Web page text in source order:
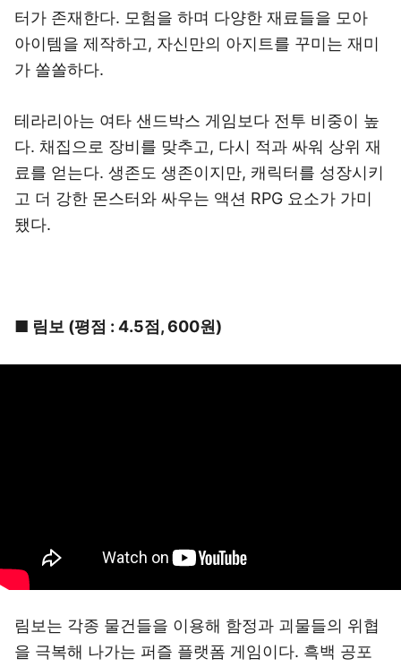
터가 존재한다. 모험을 하며 다양한 재료들을 모아
아이템을 제작하고, 자신만의 아지트를 꾸미는 재미
가 쏠쏠하다.
테라리아는 여타 샌드박스 게임보다 전투 비중이 높
다. 채집으로 장비를 맞추고, 다시 적과 싸워 상위 재
료를 얻는다. 생존도 생존이지만, 캐릭터를 성장시키
고 더 강한 몬스터와 싸우는 액션 RPG 요소가 가미
됐다.
■ 림보 (평점 : 4.5점, 600원)
림보는 각종 물건들을 이용해 함정과 괴물들의 위협
을 극복해 나가는 퍼즐 플랫폼 게임이다. 흑백 공포